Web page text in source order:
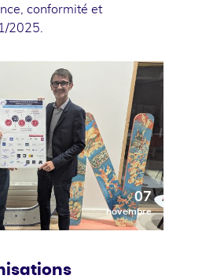
conformité et
2025.
07
novembre